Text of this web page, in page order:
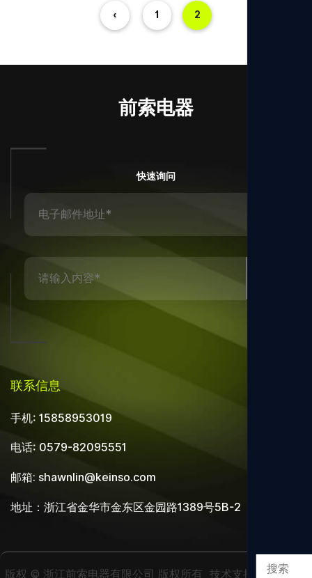
前索电器
快速询问
联系信息
手机: 15858953019
电话: 0579-82095551
邮箱: shawnlin@keinso.com
地址：浙江省金华市金东区金园路1389号5B-2
版权 ©浙江前索电器有限公司 版权所有 技术支持: 转单云